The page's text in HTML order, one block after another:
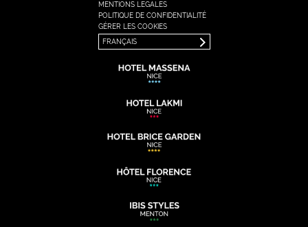
MENTIONS LEGALES
POLITIQUE DE CONFIDENTIALITÉ
GÉRER LES COOKIES
FRANÇAIS
FRANÇAIS
ENGLISH